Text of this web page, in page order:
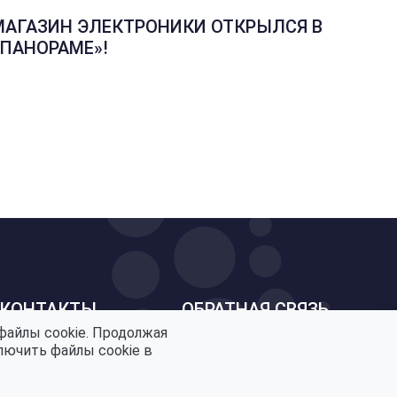
ЭЛЕКТРОНИКИ ОТКРЫЛСЯ В
КОНТАКТЫ ОБРАТНАЯ СВЯЗЬ
cookie. Продолжая
файлы cookie в